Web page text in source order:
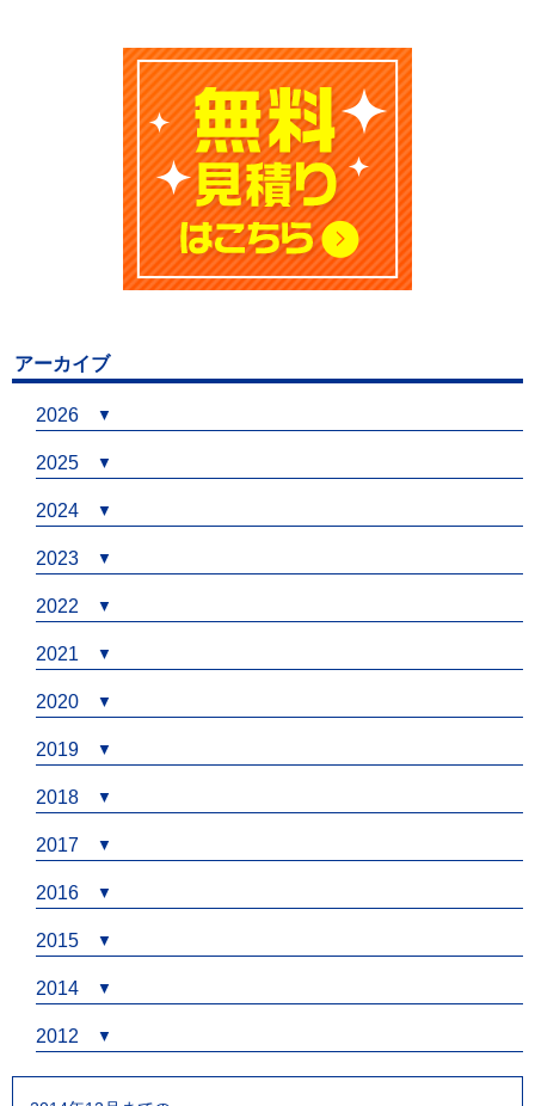
アーカイブ
2026
2025
2024
2023
2022
2021
2020
2019
2018
2017
2016
2015
2014
2012